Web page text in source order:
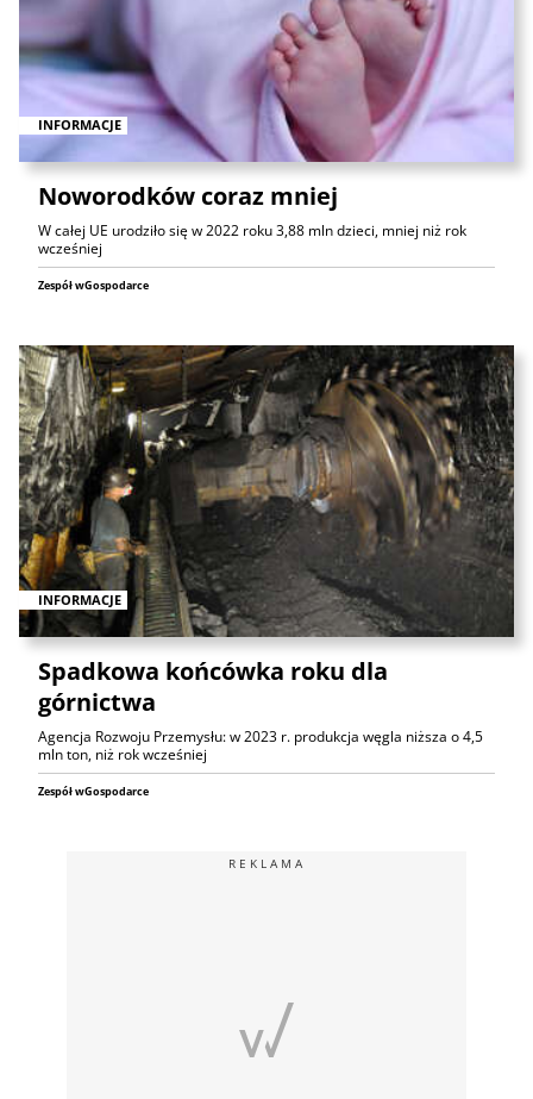
INFORMACJE
Noworodków coraz mniej
W całej UE urodziło się w 2022 roku 3,88 mln dzieci, mniej niż rok
wcześniej
Zespół wGospodarce
INFORMACJE
Spadkowa końcówka roku dla
górnictwa
Agencja Rozwoju Przemysłu: w 2023 r. produkcja węgla niższa o 4,5
mln ton, niż rok wcześniej
Zespół wGospodarce
REKLAMA